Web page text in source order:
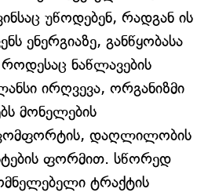
უწოდებენ, რადგან ის
ენერგიაზე, განწყობასა
ნაწლავების
ირღვევა, ორგანიზმი
მონელების
დაღლილობის
ფორმით. სწორედ
ტრაქტის